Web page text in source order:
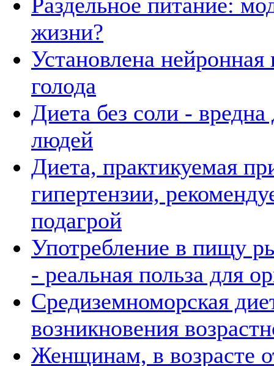
жизни?
Установлена нейронная
голода
Диета без соли -
людей
Диета, практикуемая
гипертензии,
подагрой
Употребление в пищу
- реальная польза для
Средиземноморская
возникновения
Женщинам, в возрасте